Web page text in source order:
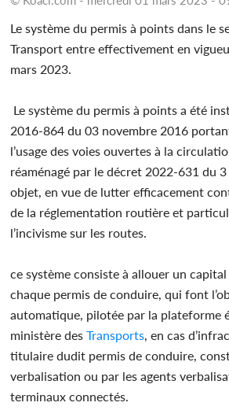
Le système du permis à points dans le
Transport entre effectivement en
mars 2023.
Le système du permis à points a été
2016-864 du 03 novembre 2016
l’usage des voies ouvertes à la
réaménagé par le décret 2022-631 du
objet, en vue de lutter efficacement
de la réglementation routière et
l’incivisme sur les routes.
ce système consiste à allouer un
chaque permis de conduire, qui font
automatique, pilotée par la plateforme
ministère desTransports , en cas
titulaire dudit permis de conduire,
verbalisation ou par les agents
terminaux connectés.